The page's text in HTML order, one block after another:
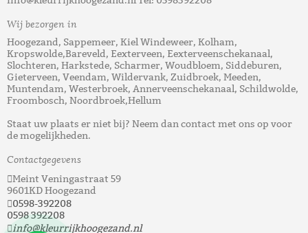
Wij bezorgen in
Hoogezand, Sappemeer, Kiel Windeweer, Kolham,
Kropswolde,Bareveld, Eexterveen, Eexterveenschekanaal,
Slochteren, Harkstede, Scharmer, Woudbloem, Siddeburen,
Gieterveen, Veendam, Wildervank, Zuidbroek, Meeden,
Muntendam, Westerbroek, Annerveenschekanaal, Schildwolde,
Froombosch, Noordbroek,Hellum
Staat uw plaats er niet bij? Neem dan contact met ons op voor
de mogelijkheden.
Contactgegevens
Meint Veningastraat 59
9601KD Hoogezand
0598-392208
0598 392208
info@kleurrijkhoogezand.nl